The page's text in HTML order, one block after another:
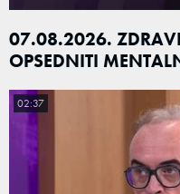
07.08.2026.
OPSEDNITI
02:37